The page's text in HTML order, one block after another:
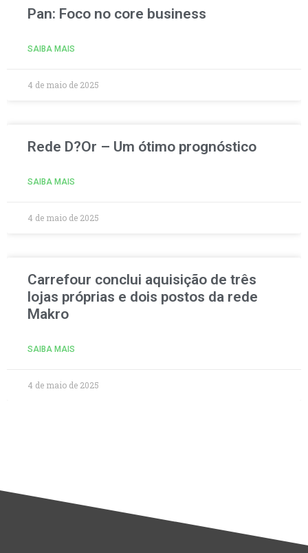
Pan: Foco no core business
SAIBA MAIS
4 de maio de 2025
Rede D?Or – Um ótimo prognóstico
SAIBA MAIS
4 de maio de 2025
Carrefour conclui aquisição de três
lojas próprias e dois postos da rede
Makro
SAIBA MAIS
4 de maio de 2025